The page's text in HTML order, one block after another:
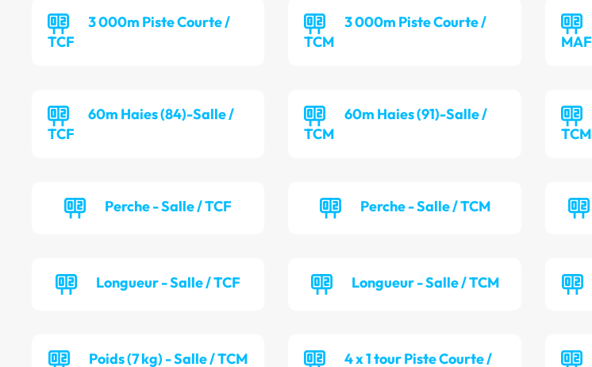
3 000m Piste Courte /
TCF
3 000m Piste Courte /
TCM
MAF
60m Haies (84)-Salle /
TCF
60m Haies (91)-Salle /
TCM
TCM
Perche - Salle / TCF Perche - Salle / TCM
Longueur - Salle / TCF Longueur - Salle / TCM
Poids (7 kg) - Salle / TCM 4 x 1 tour Piste Courte /